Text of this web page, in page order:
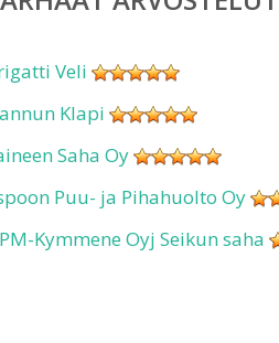
Veli
Klapi
Saha Oy
Puu- ja Pihahuolto Oy
Kymmene Oyj Seikun saha